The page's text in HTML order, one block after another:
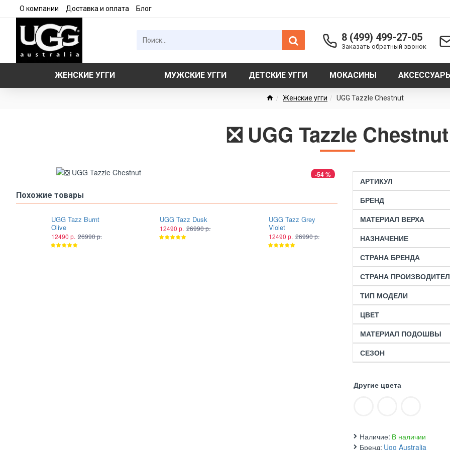
О компании Доставка и оплата Блог
8 (499) 499-27-05
Заказать обратный звонок
ЖЕНСКИЕ УГГИ МУЖСКИЕ УГГИ ДЕТСКИЕ УГГИ МОКАСИНЫ
Женские угги UGG Tazzle Chestnut
❎ UGG Tazzle Chestnut
-54 %
Похожие товары
UGG Tazz Burnt
Olive
12490 р. 26990 р.
UGG Tazz Dusk
12490 р. 26990 р.
UGG Tazz Grey
Violet
12490 р. 26990 р.
UGG Tazz Smoke
Plume
12490 р. 26990 р.
АРТИКУЛ
БРЕНД
МАТЕРИАЛ ВЕРХА
НАЗНАЧЕНИЕ
СТРАНА БРЕНДА
СТРАНА
ТИП МОДЕЛИ
ЦВЕТ
МАТЕРИАЛ ПОДОШВЫ
СЕЗОН
Другие цвета
Наличие: В наличии
Бренд: Ugg Australia